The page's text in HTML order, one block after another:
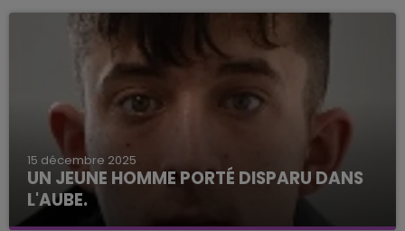
15 décembre 2025
UN JEUNE HOMME PORTÉ DISPARU DANS
L'AUBE.